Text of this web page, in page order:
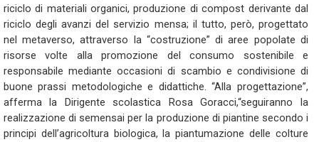
riciclo di materiali organici, produzione di compost derivante dal
riciclo degli avanzi del servizio mensa; il tutto, però, progettato
nel metaverso, attraverso la “costruzione” di aree popolate di
risorse volte alla promozione del consumo sostenibile e
responsabile mediante occasioni di scambio e condivisione di
buone prassi metodologiche e didattiche. “Alla progettazione”,
afferma la Dirigente scolastica Rosa Goracci,“seguiranno la
realizzazione di semensai per la produzione di piantine secondo i
principi dell’agricoltura biologica, la piantumazione delle colture